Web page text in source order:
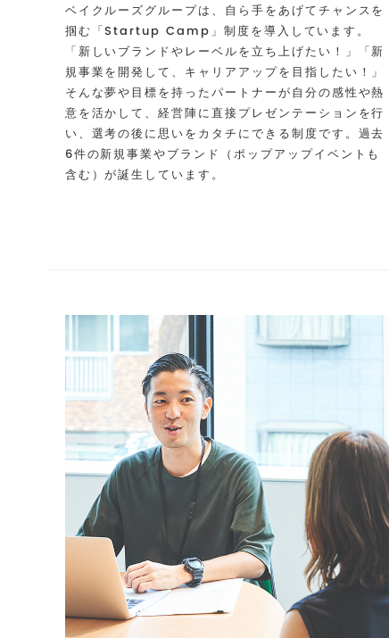
ベイクルーズグループは、自ら手をあげてチャンスを
掴む「Startup Camp」制度を導入しています。
「新しいブランドやレーベルを立ち上げたい！」「新
規事業を開発して、キャリアアップを目指したい！」
そんな夢や目標を持ったパートナーが自分の感性や熱
意を活かして、経営陣に直接プレゼンテーションを行
い、選考の後に思いをカタチにできる制度です。過去
6件の新規事業やブランド（ポップアップイベントも
含む）が誕生しています。